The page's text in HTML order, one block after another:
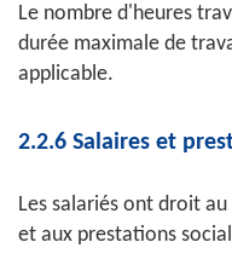
Le nombre d'heures
durée maximale de
applicable.
2.2.6 Salaires et
Les salariés ont droit
et aux prestations